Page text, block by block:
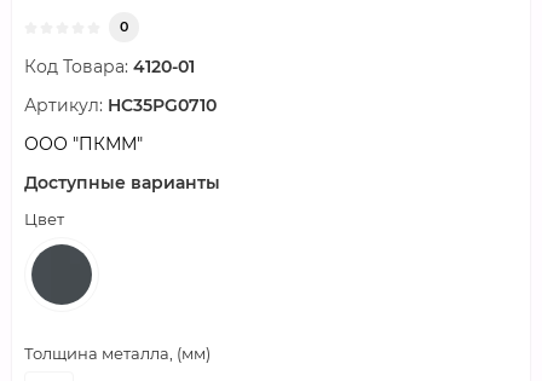
0
Код Товара: 4120-01
Артикул: HC35PG0710
ООО "ПКММ"
Доступные варианты
Цвет
Толщина металла, (мм)